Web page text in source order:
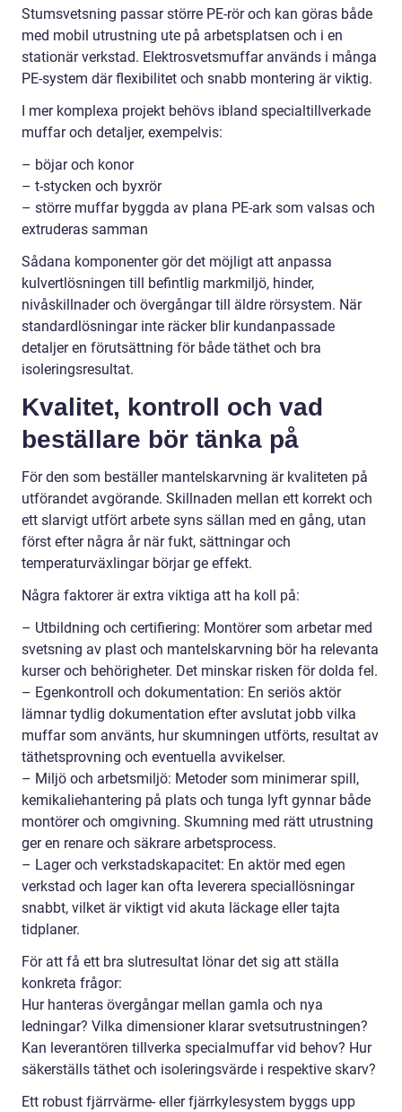
Stumsvetsning passar större PE-rör och kan göras både
med mobil utrustning ute på arbetsplatsen och i en
stationär verkstad. Elektrosvetsmuffar används i många
PE-system där flexibilitet och snabb montering är viktig.
I mer komplexa projekt behövs ibland specialtillverkade
muffar och detaljer, exempelvis:
– böjar och konor
– t-stycken och byxrör
– större muffar byggda av plana PE-ark som valsas och
extruderas samman
Sådana komponenter gör det möjligt att anpassa
kulvertlösningen till befintlig markmiljö, hinder,
nivåskillnader och övergångar till äldre rörsystem. När
standardlösningar inte räcker blir kundanpassade
detaljer en förutsättning för både täthet och bra
isoleringsresultat.
Kvalitet, kontroll och vad
beställare bör tänka på
För den som beställer mantelskarvning är kvaliteten på
utförandet avgörande. Skillnaden mellan ett korrekt och
ett slarvigt utfört arbete syns sällan med en gång, utan
först efter några år när fukt, sättningar och
temperaturväxlingar börjar ge effekt.
Några faktorer är extra viktiga att ha koll på:
– Utbildning och certifiering: Montörer som arbetar med
svetsning av plast och mantelskarvning bör ha relevanta
kurser och behörigheter. Det minskar risken för dolda fel.
– Egenkontroll och dokumentation: En seriös aktör
lämnar tydlig dokumentation efter avslutat jobb vilka
muffar som använts, hur skumningen utförts, resultat av
täthetsprovning och eventuella avvikelser.
– Miljö och arbetsmiljö: Metoder som minimerar spill,
kemikaliehantering på plats och tunga lyft gynnar både
montörer och omgivning. Skumning med rätt utrustning
ger en renare och säkrare arbetsprocess.
– Lager och verkstadskapacitet: En aktör med egen
verkstad och lager kan ofta leverera speciallösningar
snabbt, vilket är viktigt vid akuta läckage eller tajta
tidplaner.
För att få ett bra slutresultat lönar det sig att ställa
konkreta frågor:
Hur hanteras övergångar mellan gamla och nya
ledningar? Vilka dimensioner klarar svetsutrustningen?
Kan leverantören tillverka specialmuffar vid behov? Hur
säkerställs täthet och isoleringsvärde i respektive skarv?
Ett robust fjärrvärme- eller fjärrkylesystem byggs upp